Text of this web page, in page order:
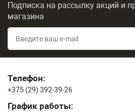
Подписка на рассылку акций и
магазина
Телефон:
+375 (29) 392-39-26
График работы: